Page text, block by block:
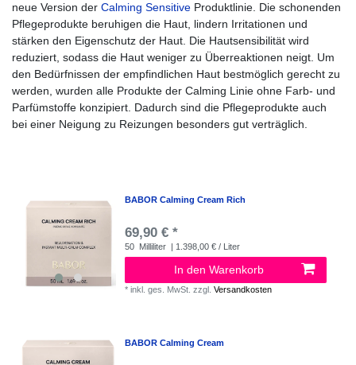
neue Version der Calming Sensitive Produktlinie. Die schonenden
Pflegeprodukte beruhigen die Haut, lindern Irritationen und
stärken den Eigenschutz der Haut. Die Hautsensibilität wird
reduziert, sodass die Haut weniger zu Überreaktionen neigt. Um
den Bedürfnissen der empfindlichen Haut bestmöglich gerecht zu
werden, wurden alle Produkte der Calming Linie ohne Farb- und
Parfümstoffe konzipiert. Dadurch sind die Pflegeprodukte auch
bei einer Neigung zu Reizungen besonders gut verträglich.
BABOR Calming Cream Rich
69,90 € *
50 Milliliter | 1.398,00 € / Liter
In den Warenkorb
*inkl. ges. MwSt. zzgl.Versandkosten
BABOR Calming Cream